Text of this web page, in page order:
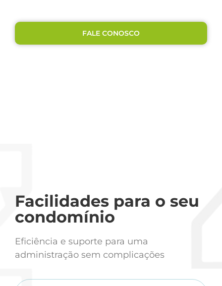
FALE CONOSCO
Facilidades para o seu
condomínio
Eficiência e suporte para uma
administração sem complicações